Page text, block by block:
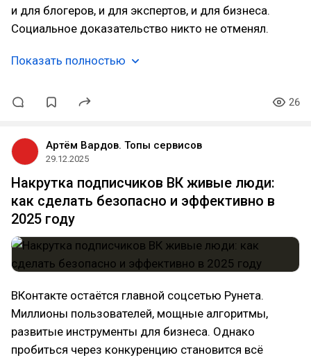
и для блогеров, и для экспертов, и для бизнеса.
Социальное доказательство никто не отменял.
Показать полностью
26
Артём Вардов. Топы сервисов
29.12.2025
Накрутка подписчиков ВК живые люди:
как сделать безопасно и эффективно в
2025 году
ВКонтакте остаётся главной соцсетью Рунета.
Миллионы пользователей, мощные алгоритмы,
развитые инструменты для бизнеса. Однако
пробиться через конкуренцию становится всё